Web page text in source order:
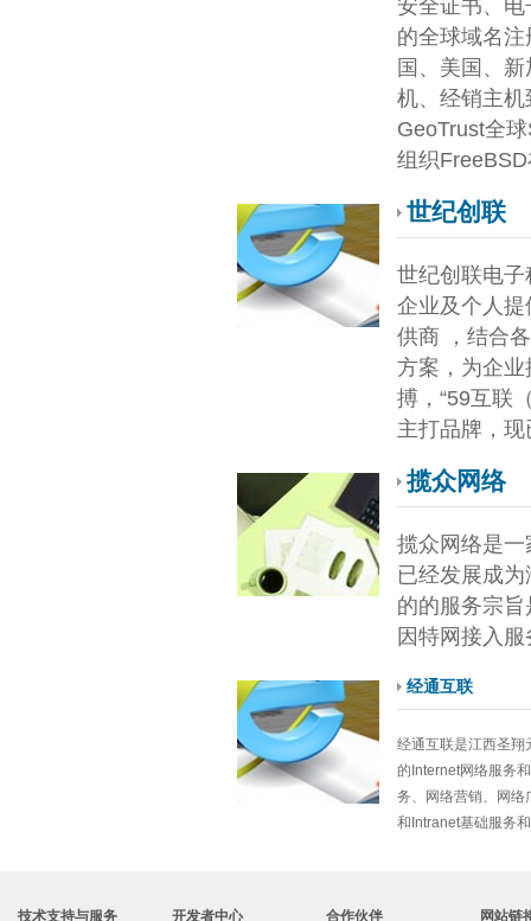
安全证书、
的全球域名
国、美国、
机、经销主
GeoTrust全
组织
世纪创联
世纪创联电
企业及个人
供商 ，结合
方案，为企
搏，“59互联
主打品牌，
揽众网络
揽众网络是
已经发展成
的的服务宗
因特网接入
经通互联
经通互联是江西圣翔
的Internet网络服务
务、网络营销、网络
和Intranet基础服务
技术支持与服务 开发者中心 合作伙伴 网站链